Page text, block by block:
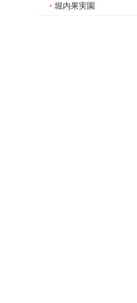
・ 堀内果実園